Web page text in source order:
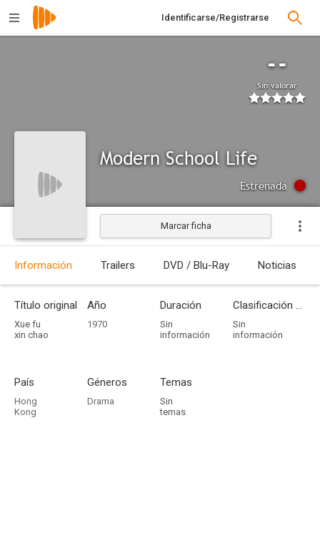
Identificarse/Registrarse
--
Sin valorar
Modern School Life
Estrenada
Marcar ficha
Información Trailers DVD / Blu-Ray Noticias
Título original
Xue fu
xin chao
Año
1970
Duración
Sin
información
Clasificación por edades
Sin
información
País
Hong
Kong
Géneros
Drama
Temas
Sin
temas